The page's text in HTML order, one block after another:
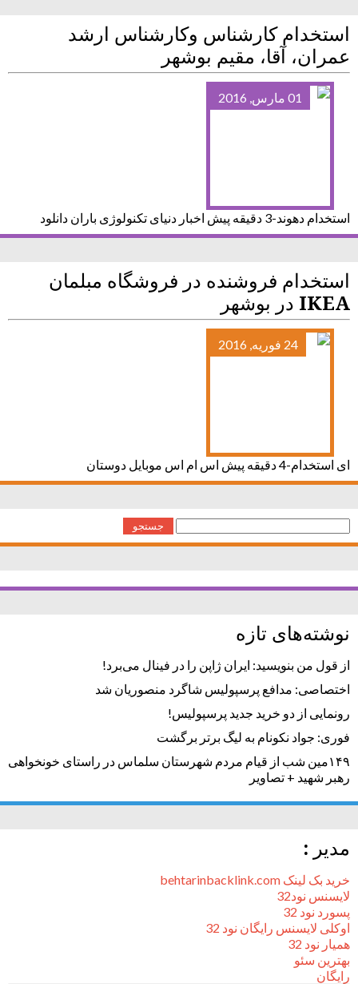
استخدام کارشناس وکارشناس ارشد
عمران، آقا، مقیم بوشهر
01 مارس, 2016
استخدام دهوند-3 دقیقه پیش اخبار دنیای تکنولوژی باران دانلود
استخدام فروشنده در فروشگاه مبلمان
IKEA در بوشهر
24 فوریه, 2016
ای استخدام-4 دقیقه پیش اس ام اس موبایل دوستان
جستجو
برای:
نوشته‌های تازه
از قول من بنویسید: ایران ژاپن را در فینال می‌برد!
اختصاصی: مدافع پرسپولیس شاگرد منصوریان شد
رونمایی از دو خرید جدید پرسپولیس!
فوری: جواد نکونام به لیگ برتر برگشت
۱۴۹مین شب از قیام مردم شهرستان سلماس در راستای خونخواهی
رهبر شهید + تصاویر
مدیر :
خرید بک لینک behtarinbacklink.com
لایسنس نود32
پسورد نود 32
اوکلی لایسنس رایگان نود 32
همیار نود 32
بهترین سئو
رایگان